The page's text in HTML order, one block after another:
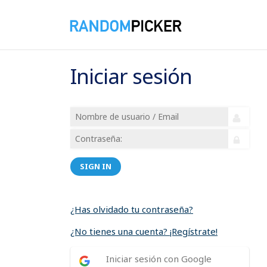
Iniciar sesión
SIGN IN
¿Has olvidado tu contraseña?
¿No tienes una cuenta? ¡Regístrate!
Iniciar sesión con Google